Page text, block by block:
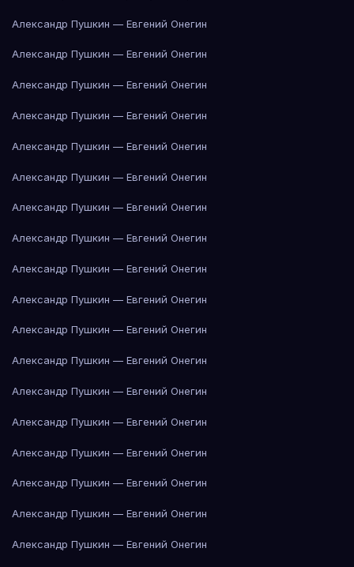
Александр Пушкин — Евгений Онегин
Александр Пушкин — Евгений Онегин
Александр Пушкин — Евгений Онегин
Александр Пушкин — Евгений Онегин
Александр Пушкин — Евгений Онегин
Александр Пушкин — Евгений Онегин
Александр Пушкин — Евгений Онегин
Александр Пушкин — Евгений Онегин
Александр Пушкин — Евгений Онегин
Александр Пушкин — Евгений Онегин
Александр Пушкин — Евгений Онегин
Александр Пушкин — Евгений Онегин
Александр Пушкин — Евгений Онегин
Александр Пушкин — Евгений Онегин
Александр Пушкин — Евгений Онегин
Александр Пушкин — Евгений Онегин
Александр Пушкин — Евгений Онегин
Александр Пушкин — Евгений Онегин